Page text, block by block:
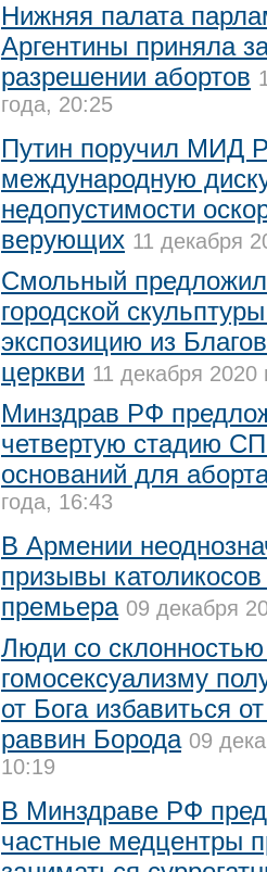
Нижняя палата
Аргентины приняла
разрешении абортов
года, 20:25
Путин поручил МИД
международную
недопустимости
верующих 11 декабря
Смольный
городской
экспозицию из
церкви 11 декабря 2020
Минздрав РФ
четвертую стадию
оснований для
года, 16:43
В Армении
призывы католикосов
премьера 09 декабря
Люди со склонностью
гомосексуализму
от Бога избавиться
раввин Борода 09
10:19
В Минздраве РФ
частные медцентры